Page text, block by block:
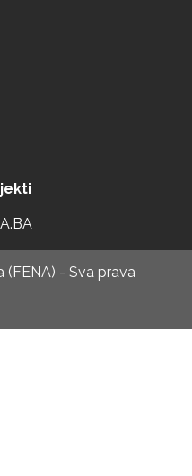
(FENA) - Sva prava